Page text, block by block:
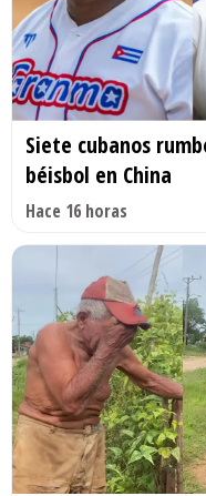
Siete cubanos
béisbol en China
Hace 16 horas